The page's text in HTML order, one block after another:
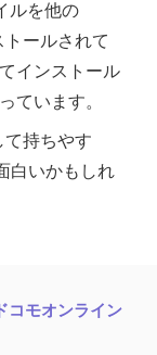
ルを他の
ールされて
インストール
ています。
持ちやす
白いかもしれ
コモオンライン